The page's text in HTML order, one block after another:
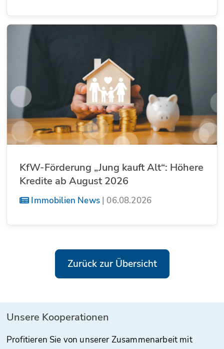
KfW-Förderung „Jung kauft Alt“: Höhere
Kredite ab August 2026
Immobilien News| 06.08.2026
Zurück zur Übersicht
Unsere Kooperationen
Profitieren Sie von unserer Zusammenarbeit mit